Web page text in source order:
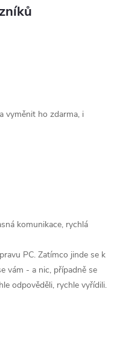
vyměnit ho zdarma, i
komunikace, rychlá
PC. Zatímco jinde se k
vám - a nic, případně se
odpověděli, rychle vyřídili.